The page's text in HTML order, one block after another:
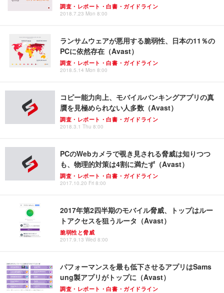
調査・レポート・白書・ガイドライン
2018.7.23 Mon 8:00
ランサムウェアが悪用する脆弱性、日本の11％の
PCに依然存在（Avast）
調査・レポート・白書・ガイドライン
2018.5.14 Mon 8:00
コピー能力向上、モバイルバンキングアプリの真
贋を見極められない人多数（Avast）
調査・レポート・白書・ガイドライン
2018.3.1 Thu 8:00
PCのWebカメラで覗き見される脅威は知りつつ
も、物理的対策は4割に満たず（Avast）
調査・レポート・白書・ガイドライン
2017.10.20 Fri 8:00
2017年第2四半期のモバイル脅威、トップはルー
トアクセスを狙うルータ（Avast）
脆弱性と脅威
2017.9.13 Wed 8:00
パフォーマンスを最も低下させるアプリはSams
ung製アプリがトップに（Avast）
調査・レポート・白書・ガイドライン